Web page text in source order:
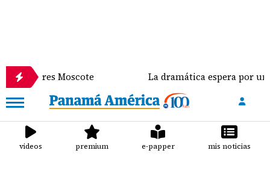
La dramática espera por un trasplante
videos premium e-papper mis noticias